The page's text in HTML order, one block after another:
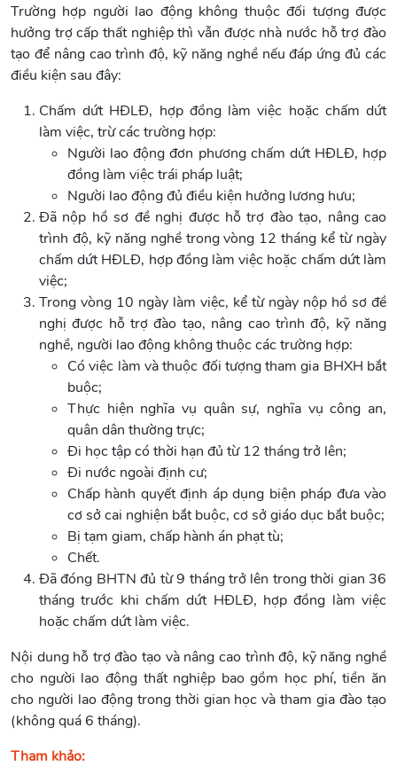
Trường hợp người lao động không thuộc đối tượng được
hưởng trợ cấp thất nghiệp thì vẫn được nhà nước hỗ trợ đào
tạo để nâng cao trình độ, kỹ năng nghề nếu đáp ứng đủ các
điều kiện sau đây:
Chấm dứt HĐLĐ, hợp đồng làm việc hoặc chấm dứt
làm việc, trừ các trường hợp:
Người lao động đơn phương chấm dứt HĐLĐ, hợp
đồng làm việc trái pháp luật;
Người lao động đủ điều kiện hưởng lương hưu;
Đã nộp hồ sơ đề nghị được hỗ trợ đào tạo, nâng cao
trình độ, kỹ năng nghề trong vòng 12 tháng kể từ ngày
chấm dứt HĐLĐ, hợp đồng làm việc hoặc chấm dứt làm
việc;
Trong vòng 10 ngày làm việc, kể từ ngày nộp hồ sơ đề
nghị được hỗ trợ đào tạo, nâng cao trình độ, kỹ năng
nghề, người lao động không thuộc các trường hợp:
Có việc làm và thuộc đối tượng tham gia BHXH bắt
buộc;
Thực hiện nghĩa vụ quân sự, nghĩa vụ công an,
quân dân thường trực;
Đi học tập có thời hạn đủ từ 12 tháng trở lên;
Đi nước ngoài định cư;
Chấp hành quyết định áp dụng biện pháp đưa vào
cơ sở cai nghiện bắt buộc, cơ sở giáo dục bắt buộc;
Bị tạm giam, chấp hành án phạt tù;
Chết.
Đã đóng BHTN đủ từ 9 tháng trở lên trong thời gian 36
tháng trước khi chấm dứt HĐLĐ, hợp đồng làm việc
hoặc chấm dứt làm việc.
Nội dung hỗ trợ đào tạo và nâng cao trình độ, kỹ năng nghề
cho người lao động thất nghiệp bao gồm học phí, tiền ăn
cho người lao động trong thời gian học và tham gia đào tạo
(không quá 6 tháng).
Tham khảo: